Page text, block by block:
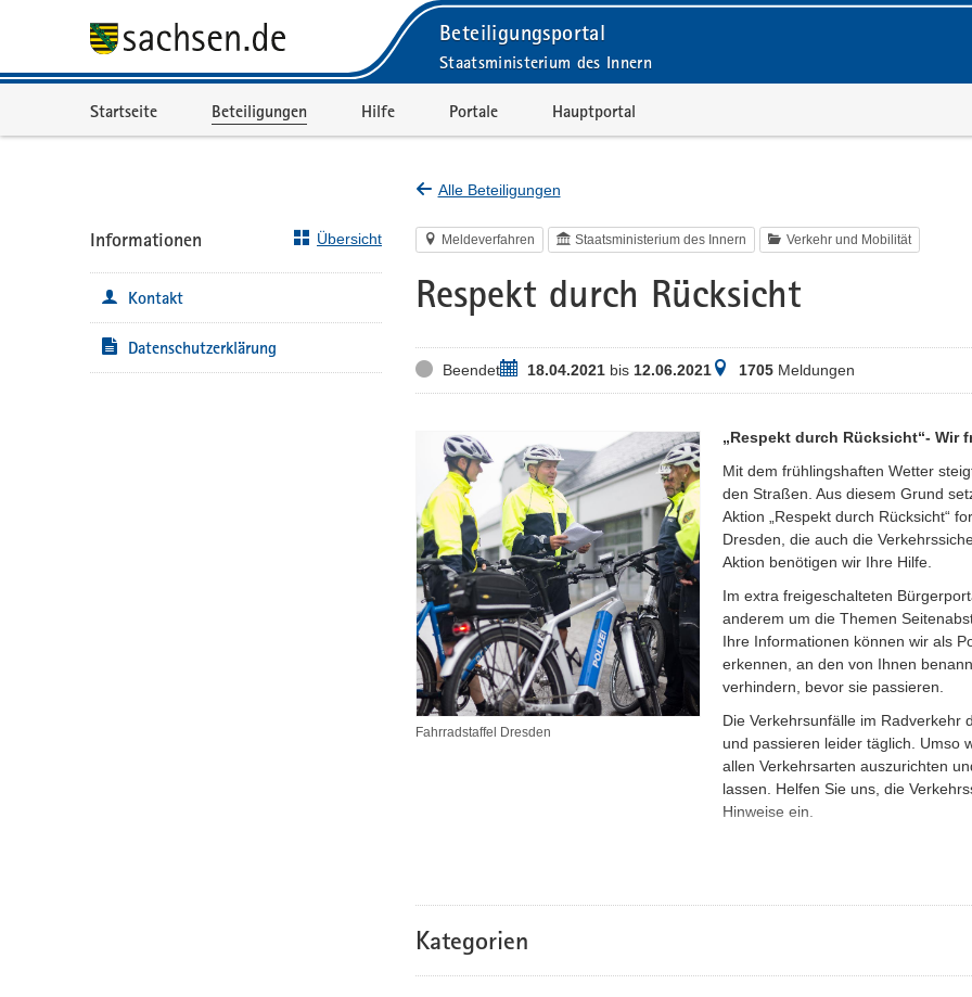
Beteiligungsportal
Staatsministerium des Innern
Startseite Beteiligungen Hilfe Portale Hauptportal
Alle Beteiligungen
Meldeverfahren Staatsministerium des Innern Verkehr und Mobilität
Respekt durch Rücksicht
StatusBeendetZeitraum18.04.2021bis 12.06.2021 Meldungen
1705Meldungen
Fahrradstaffel Dresden
„Respekt durch Rücksicht“- Wir
Mit dem frühlingshaften Wetter
den Straßen. Aus diesem Grund
Aktion „Respekt durch Rücksicht“
Dresden, die auch die
Aktion benötigen wir Ihre Hilfe.
Im extra freigeschalteten
anderem um die Themen
Ihre Informationen können wir als
erkennen, an den von Ihnen
verhindern, bevor sie passieren.
Die Verkehrsunfälle im Radverkehr
und passieren leider täglich. Umso
allen Verkehrsarten auszurichten
lassen. Helfen Sie uns, die
Hinweise ein.
bekannte oder auch unbekannte
Kategorien
Informationen Übersicht
Kontakt
Datenschutzerklärung